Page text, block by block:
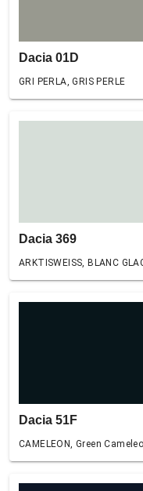
Dacia 01D
GRI PERLA, GRIS PERLE
Dacia 369
ARKTISWEISS, BLANC
Dacia 51F
CAMELEON, Green